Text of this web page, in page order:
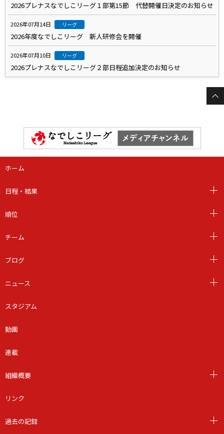
2026プレナスなでしこリーグ１部第15節 代替開催日決定のお知らせ
2026年07月14日 リーグ
2026年度なでしこリーグ 新人研修会を開催
2026年07月10日 リーグ
2026プレナスなでしこリーグ２部日程追加決定のお知らせ
ホーム
日程・結果
順位
チーム
ブログ
ニュース
スタジアム
動画
連載
組織概要
リンク
過去の記録